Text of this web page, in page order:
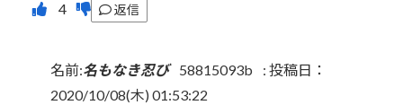
返信
名前:名もなき忍び 58815093b : 投稿日：
2020/10/08(木) 01:53:22